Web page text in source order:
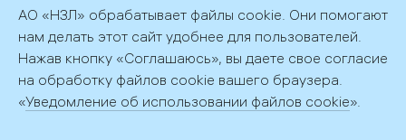
Политика обработки персональных данных
192029, г. Санкт-Петербург, пр. Обуховской обороны, д. 51, лит.
АО «НЗЛ» обрабатывает файлы cookie. Они помогают
нам делать этот сайт удобнее для пользователей.
Нажав кнопку «Соглашаюсь», вы даете свое согласие
на обработку файлов cookie вашего браузера.
«Уведомление об использовании файлов cookie».